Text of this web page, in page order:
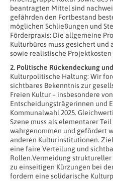
beantragten Mittel sind
gefährden den Fortbestand
möglichen Schließungen und
Förderpraxis: Die allgemeine
Kulturbüros muss gesichert und
sowie realistische Projektkosten
2. Politische Rückendeckung
Kulturpolitische Haltung: Wir
sichtbares Bekenntnis zur
Freien Kultur – insbesondere
Entscheidungsträgerinnen und
Kommunalwahl 2025.
Szene muss als elementarer
wahrgenommen und gefördert
anderen Kulturinstitutionen.
eine faire Verteilung und
Rollen.Vermeidung
zu einseitigen Kürzungen bei
fordern eine solidarische